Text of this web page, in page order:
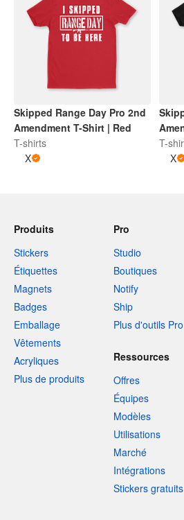
Skipped Range Day Pro 2nd
Amendment T-Shirt | Red
T-shirts
X
T-
X
Produits
Stickers
Étiquettes
Magnets
Badges
Emballage
Vêtements
Acryliques
Plus de produits
Pro
Studio
Boutiques
Notify
Ship
Plus d'outils Pro
Ressources
Offres
Équipes
Modèles
Utilisations
Marché
Intégrations
Stickers gratuits